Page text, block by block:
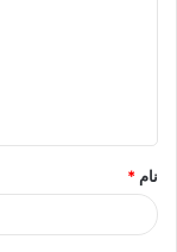
*
نام *